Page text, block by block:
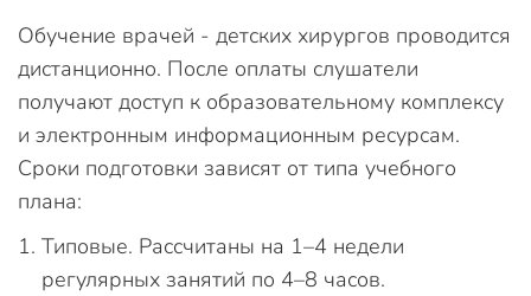
Обучение врачей - детских хирургов проводится
дистанционно. После оплаты слушатели
получают доступ к образовательному комплексу
и электронным информационным ресурсам.
Сроки подготовки зависят от типа учебного
плана:
Типовые. Рассчитаны на 1–4 недели
регулярных занятий по 4–8 часов.